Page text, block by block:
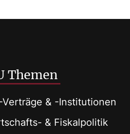
Themen
Verträge & -Institutionen
& Fiskalpolitik